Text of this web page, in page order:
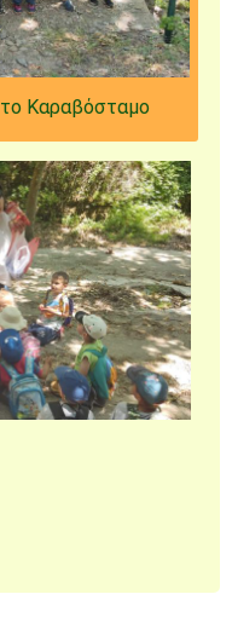
Καραβόσταμο